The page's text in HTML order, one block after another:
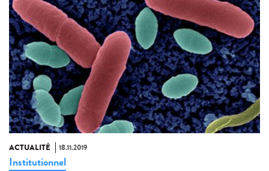
ACTUALITÉ 18.11.2019
Institutionnel